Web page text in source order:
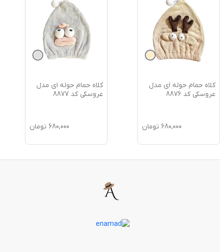
کلاه حمام حوله ای مدل
عروسکی کد 8876
680,000 تومان
کلاه حمام حوله ای مدل
عروسکی کد 8877
680,000 تومان